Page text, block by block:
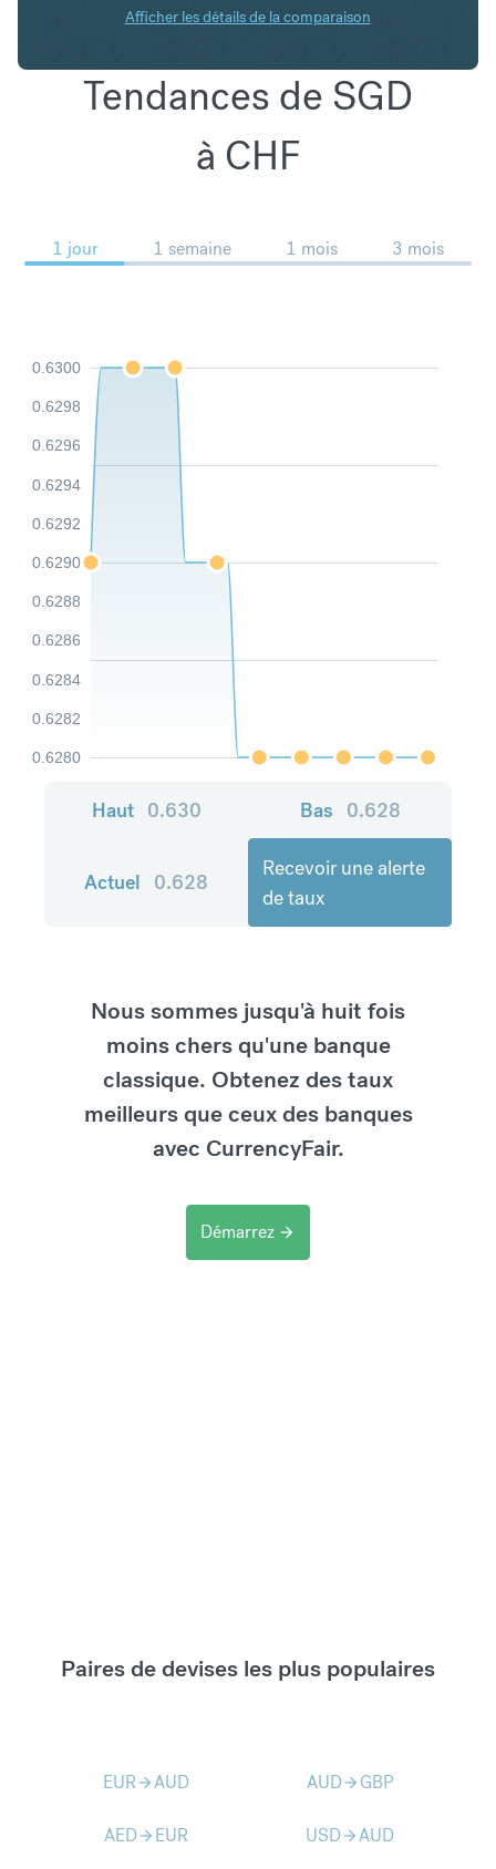
Afficher les détails de la comparaison
Tendances de SGD
à CHF
1 jour 1 semaine 1 mois 3 mois
0.6280
0.6282
0.6284
0.6286
0.6288
0.6290
0.6292
0.6294
0.6296
0.6298
0.6300
Haut 0.630 Bas 0.628
Actuel 0.628
Recevoir une alerte
de taux
Nous sommes jusqu'à huit fois
moins chers qu'une banque
classique. Obtenez des taux
meilleurs que ceux des banques
avec CurrencyFair.
Démarrez arrow_forward
Paires de devises les plus populaires
EURarrow_forwardAUD AUDarrow_forward GBP
AEDarrow_forward EUR USDarrow_forwardAUD